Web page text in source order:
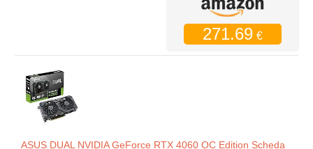
271.69 €
ASUS DUAL NVIDIA GeForce RTX 4060 OC Edition Scheda